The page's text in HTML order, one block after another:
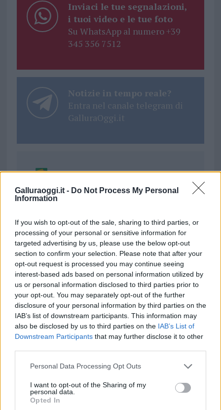
Galluraoggi.it - Do Not Process My Personal
Information
If you wish to opt-out of the sale, sharing to third parties, or
processing of your personal or sensitive information for
targeted advertising by us, please use the below opt-out
section to confirm your selection. Please note that after your
opt-out request is processed you may continue seeing
interest-based ads based on personal information utilized by
us or personal information disclosed to third parties prior to
your opt-out. You may separately opt-out of the further
disclosure of your personal information by third parties on the
IAB’s list of downstream participants. This information may
also be disclosed by us to third parties on the IAB’s List of
Downstream Participants that may further disclose it to other
Please note that this website/app uses one or more Google
not limited to your visit or usage behaviour. You may click to
grant or deny consent to Google and its third-party tags to
use your data for below specified purposes in below Google
Personal Data Processing Opt Outs
I want to opt-out of the Sharing of my
personal data.
Opted In
Inviaci le tue segnalazioni,
i tuoi video e le tue foto
Su WhatsApp al numero +39
345 356 7512
Notizie in tempo reale?
Entra nel canale telegram di
GalluraOggi.it
Ricevi le nostre ultime news
Condividi l'articolo
F
a
ce
b
o
o
k
T
w
it
te
r
Pi
n
te
re
st
W
h
at
s
A
p
p
S
h
a
re
Articolo precedente
Prossimo articolo
Gallura